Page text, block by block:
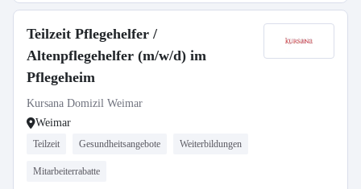
Teilzeit Pflegehelfer /
Altenpflegehelfer (m/w/d) im
Pflegeheim
Kursana Domizil Weimar
Weimar
Teilzeit Gesundheitsangebote Weiterbildungen
Mitarbeiterrabatte